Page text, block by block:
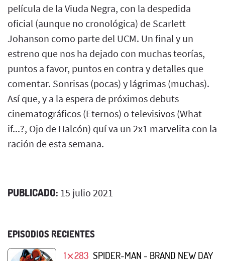
película de la Viuda Negra, con la despedida
oficial (aunque no cronológica) de Scarlett
Johanson como parte del UCM. Un final y un
estreno que nos ha dejado con muchas teorías,
puntos a favor, puntos en contra y detalles que
comentar. Sonrisas (pocas) y lágrimas (muchas).
Así que, y a la espera de próximos debuts
cinematográficos (Eternos) o televisivos (What
if...?, Ojo de Halcón) quí va un 2x1 marvelita con la
ración de esta semana.
PUBLICADO: 15 julio 2021
EPISODIOS RECIENTES
1⨯283 SPIDER-MAN - BRAND NEW DAY